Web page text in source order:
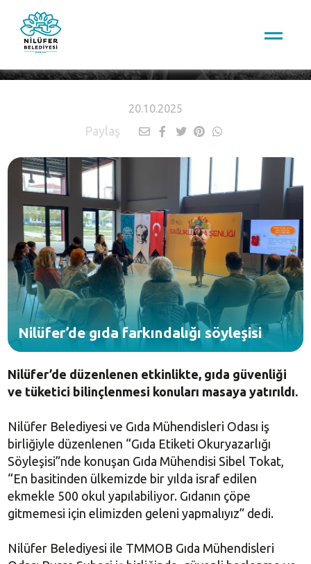
20.10.2025
Paylaş
Nilüfer’de gıda farkındalığı söyleşisi
Nilüfer’de düzenlenen etkinlikte, gıda güvenliği
ve tüketici bilinçlenmesi konuları masaya yatırıldı.
Nilüfer Belediyesi ve Gıda Mühendisleri Odası iş
birliğiyle düzenlenen “Gıda Etiketi Okuryazarlığı
Söyleşisi”nde konuşan Gıda Mühendisi Sibel Tokat,
“En basitinden ülkemizde bir yılda israf edilen
ekmekle 500 okul yapılabiliyor. Gıdanın çöpe
gitmemesi için elimizden geleni yapmalıyız” dedi.
Nilüfer Belediyesi ile TMMOB Gıda Mühendisleri